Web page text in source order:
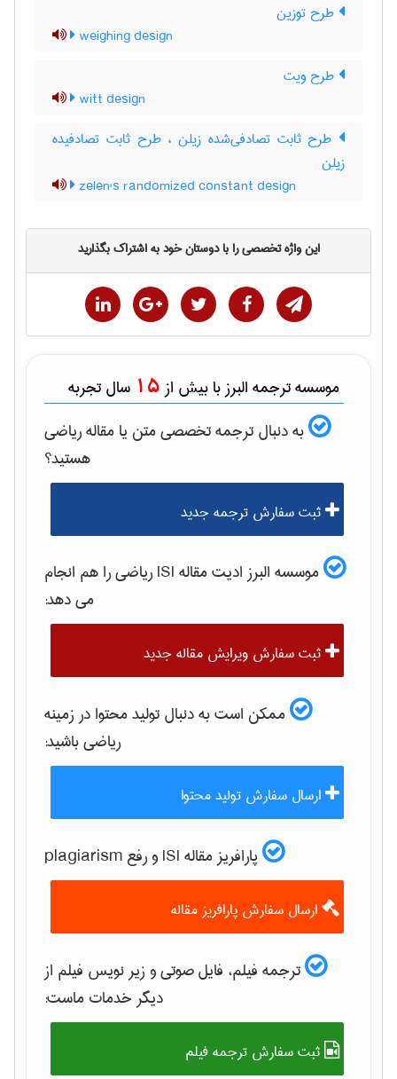
طرح توزین
weighing design
طرح ویت
witt design
طرح ثابت تصادفی‌شده زیلن ، طرح ثابت تصادفیده
زیلن
zelen's randomized constant design
این واژه تخصصی را با دوستان خود به اشتراک بگذارید
موسسه ترجمه البرز با بیش از 15 سال تجربه
به دنبال ترجمه تخصصی متن یا مقالهرياضی
هستید؟
ثبت سفارش ترجمه جدید
موسسه البرز ادیت مقاله ISI رياضیرا هم انجام
می دهد:
ثبت سفارش ویرایش مقاله جدید
ممکن است به دنبال تولید محتوا در زمینه
رياضیباشید:
ارسال سفارش تولید محتوا
پارافریز مقاله ISI و رفع plagiarism
ارسال سفارش پارافریز مقاله
ترجمه فیلم، فایل صوتی و زیر نویس فیلم از
دیگر خدمات ماست:
ثبت سفارش ترجمه فیلم